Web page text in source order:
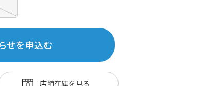
せを申込む